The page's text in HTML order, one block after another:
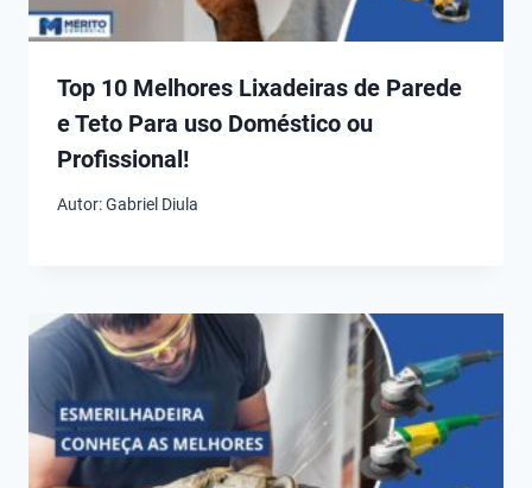
Top 10 Melhores Lixadeiras de Parede
e Teto Para uso Doméstico ou
Profissional!
Autor:Gabriel Diula